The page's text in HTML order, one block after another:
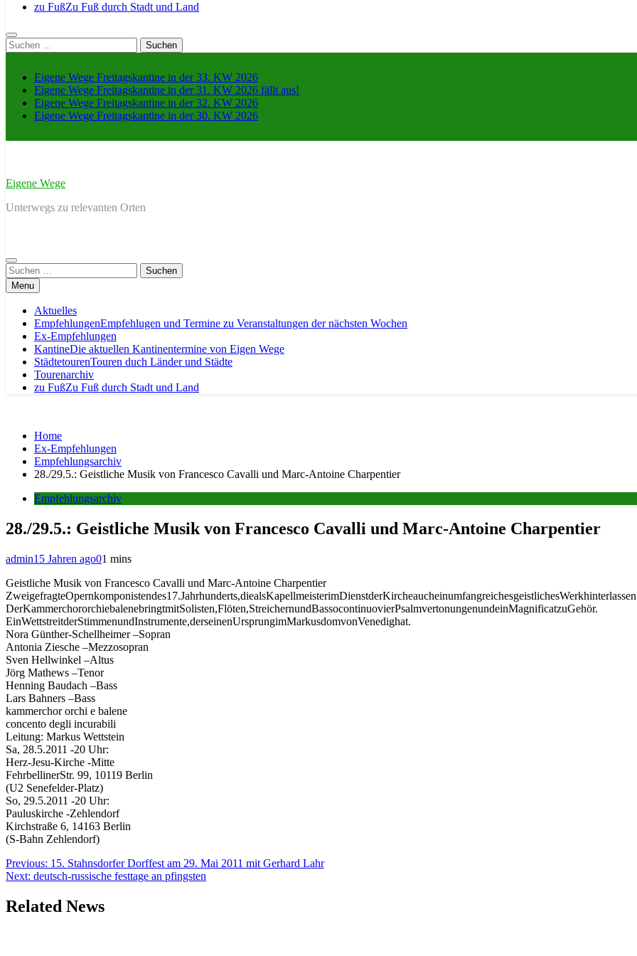
zu FußZu Fuß durch Stadt und Land
Suche
nach:
Eigene Wege Freitagskantine in der 33. KW 2026
Eigene Wege Freitagskantine in der 31. KW 2026 fällt aus!
Eigene Wege Freitagskantine in der 32. KW 2026
Eigene Wege Freitagskantine in der 30. KW 2026
Eigene Wege
Unterwegs zu relevanten Orten
Suche
nach:
Menu
Aktuelles
EmpfehlungenEmpfehlugen und Termine zu Veranstaltungen der nächsten Wochen
Ex-Empfehlungen
KantineDie aktuellen Kantinentermine von Eigen Wege
StädtetourenTouren duch Länder und Städte
Tourenarchiv
zu FußZu Fuß durch Stadt und Land
Home
Ex-Empfehlungen
Empfehlungsarchiv
28./29.5.: Geistliche Musik von Francesco Cavalli und Marc-Antoine Charpentier
Empfehlungsarchiv
28./29.5.: Geistliche Musik von Francesco Cavalli und Marc-Antoine Charpentier
admin15 Jahren ago01 mins
Geistliche Musik von Francesco Cavalli und Marc-Antoine Charpentier
DerKammerchororchiebalenebringtmitSolisten,Flöten,StreichernundBassocontinuovierPsalmvertonungenundeinMagnificatzuGehör.
EinWettstreitderStimmenundInstrumente,derseinenUrsprungimMarkusdomvonVenedighat.
Nora Günther-Schellheimer –Sopran
Antonia Ziesche –Mezzosopran
Sven Hellwinkel –Altus
Jörg Mathews –Tenor
Henning Baudach –Bass
Lars Bahners –Bass
kammerchor orchi e balene
concento degli incurabili
Leitung: Markus Wettstein
Sa, 28.5.2011 -20 Uhr:
Herz-Jesu-Kirche -Mitte
FehrbellinerStr. 99, 10119 Berlin
(U2 Senefelder-Platz)
So, 29.5.2011 -20 Uhr:
Pauluskirche -Zehlendorf
Kirchstraße 6, 14163 Berlin
(S-Bahn Zehlendorf)
Beitragsnavigation
Previous: 15. Stahnsdorfer Dorffest am 29. Mai 2011 mit Gerhard Lahr
Next: deutsch-russische festtage an pfingsten
Related News